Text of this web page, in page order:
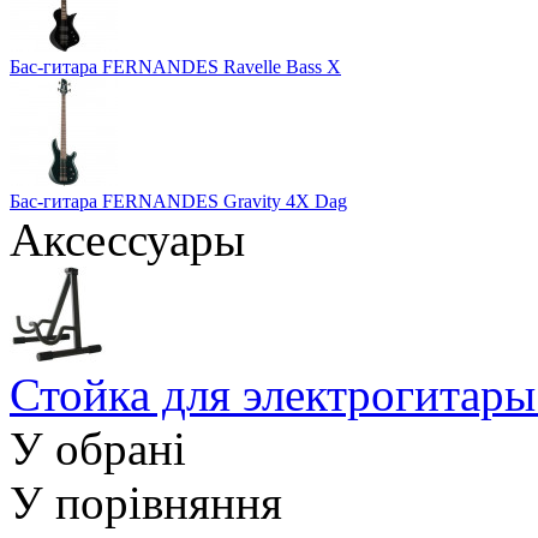
Бас-гитара FERNANDES Ravelle Bass X
Бас-гитара FERNANDES Gravity 4X Dag
Аксессуары
Стойка для
У обрані
У порівняння